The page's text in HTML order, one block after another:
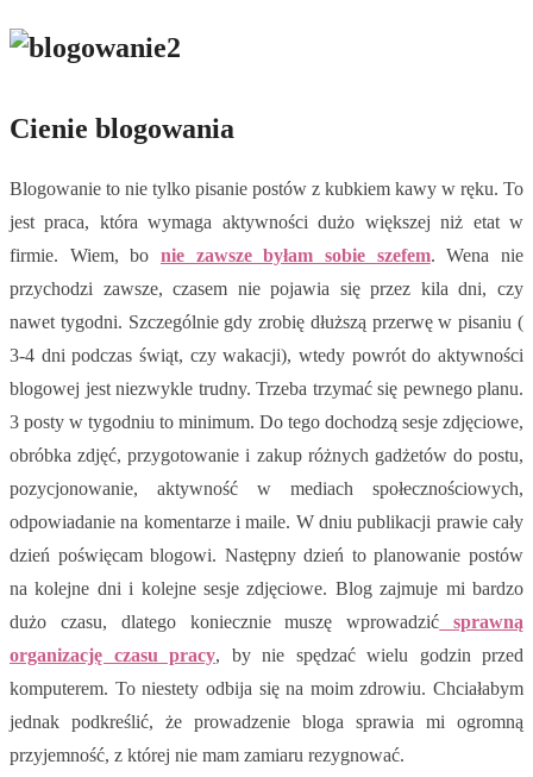
Cienie blogowania
Blogowanie to nie tylko pisanie postów z kubkiem kawy w ręku. To
jest praca, która wymaga aktywności dużo większej niż etat w
firmie. Wiem, bo nie zawsze byłam sobie szefem. Wena nie
przychodzi zawsze, czasem nie pojawia się przez kila dni, czy
nawet tygodni. Szczególnie gdy zrobię dłuższą przerwę w pisaniu (
3-4 dni podczas świąt, czy wakacji), wtedy powrót do aktywności
blogowej jest niezwykle trudny. Trzeba trzymać się pewnego planu.
3 posty w tygodniu to minimum. Do tego dochodzą sesje zdjęciowe,
obróbka zdjęć, przygotowanie i zakup różnych gadżetów do postu,
pozycjonowanie, aktywność w mediach społecznościowych,
odpowiadanie na komentarze i maile. W dniu publikacji prawie cały
dzień poświęcam blogowi. Następny dzień to planowanie postów
na kolejne dni i kolejne sesje zdjęciowe. Blog zajmuje mi bardzo
dużo czasu, dlatego koniecznie muszę wprowadzić sprawną
organizację czasu pracy, by nie spędzać wielu godzin przed
komputerem. To niestety odbija się na moim zdrowiu. Chciałabym
jednak podkreślić, że prowadzenie bloga sprawia mi ogromną
przyjemność, z której nie mam zamiaru rezygnować.